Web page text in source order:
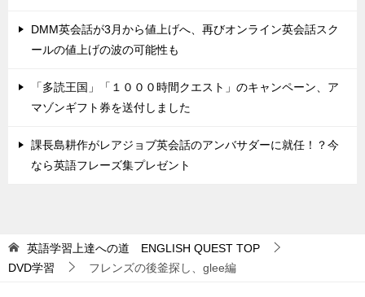
DMM英会話が3月から値上げへ、再びオンライン英会話スク
ールの値上げの波の可能性も
「多読王国」「１０００時間クエスト」のキャンペーン、ア
マゾンギフト券を送付しました
課長島耕作がレアジョブ英会話のアンバサダーに就任！？今
なら英語フレーズ集プレゼント
英語学習上達への道 ENGLISH QUEST TOP
DVD学習
フレンズの後釜探し、glee編